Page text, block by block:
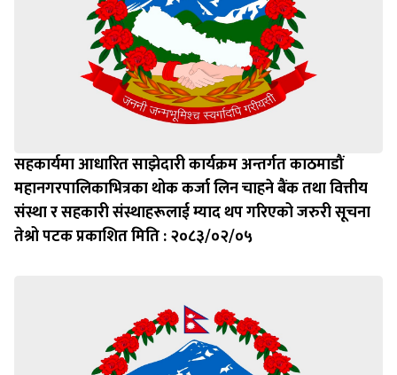
महानगरपालिकाभित्रका थोक कर्जा लिन चाहने बैंक तथा वित्तीय
संस्था र सहकारी संस्थाहरूलाई म्याद थप गरिएको जरुरी सूचना
तेश्रो पटक प्रकाशित मिति : २०८३/०२/०५